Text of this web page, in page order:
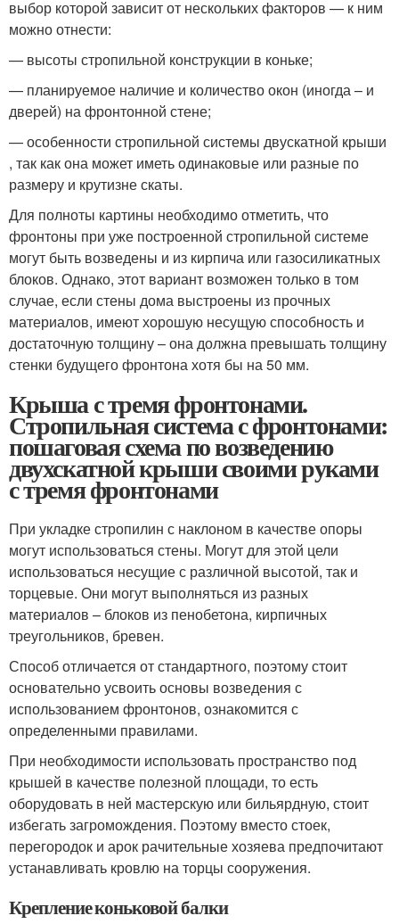
выбор которой зависит от нескольких факторов — к ним
можно отнести:
— высоты стропильной конструкции в коньке;
— планируемое наличие и количество окон (иногда – и
дверей) на фронтонной стене;
— особенности стропильной системы двускатной крыши
, так как она может иметь одинаковые или разные по
размеру и крутизне скаты.
Для полноты картины необходимо отметить, что
фронтоны при уже построенной стропильной системе
могут быть возведены и из кирпича или газосиликатных
блоков. Однако, этот вариант возможен только в том
случае, если стены дома выстроены из прочных
материалов, имеют хорошую несущую способность и
достаточную толщину – она должна превышать толщину
стенки будущего фронтона хотя бы на 50 мм.
Крыша с тремя фронтонами.
Стропильная система с фронтонами:
пошаговая схема по возведению
двухскатной крыши своими руками
с тремя фронтонами
При укладке стропилин с наклоном в качестве опоры
могут использоваться стены. Могут для этой цели
использоваться несущие с различной высотой, так и
торцевые. Они могут выполняться из разных
материалов – блоков из пенобетона, кирпичных
треугольников, бревен.
Способ отличается от стандартного, поэтому стоит
основательно усвоить основы возведения с
использованием фронтонов, ознакомится с
определенными правилами.
При необходимости использовать пространство под
крышей в качестве полезной площади, то есть
оборудовать в ней мастерскую или бильярдную, стоит
избегать загромождения. Поэтому вместо стоек,
перегородок и арок рачительные хозяева предпочитают
устанавливать кровлю на торцы сооружения.
Крепление коньковой балки